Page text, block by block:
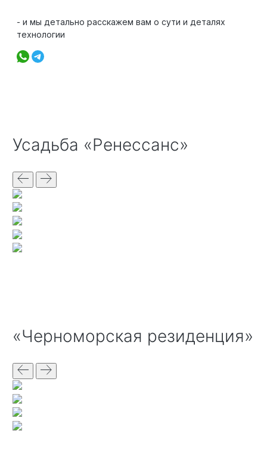
- и мы детально расскажем вам о сути и деталях
технологии
Усадьба «Ренессанс»
«Черноморская резиденция»